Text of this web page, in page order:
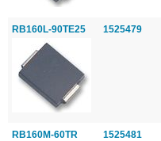
RB160L-90TE25 1525479
RB160M-60TR 1525481